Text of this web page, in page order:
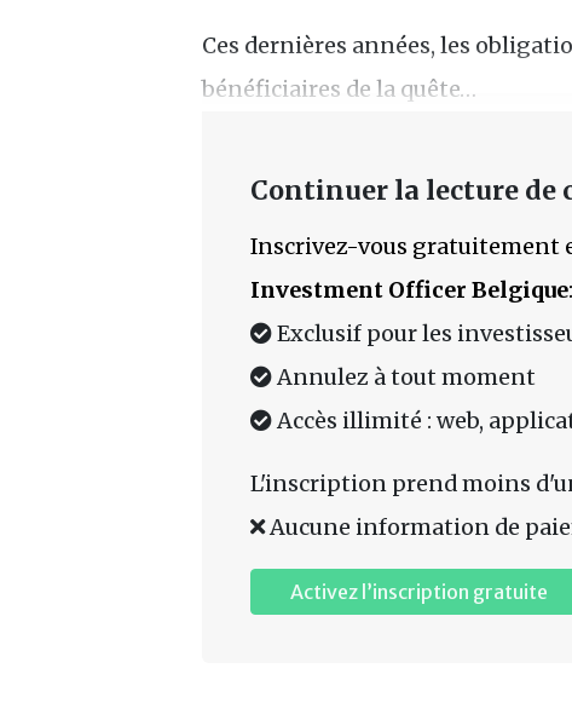
Ces dernières années, les
bénéficiaires de la quête…
Continuer la lecture de
Inscrivez-vous gratuitement
Investment Officer Belgique:
Exclusif pour les
Annulez à tout moment
Accès illimité : web,
L'inscription prend moins
Aucune information de
Activez l’inscription gratuite